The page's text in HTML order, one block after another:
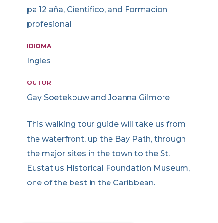
pa 12 aña, Cientifico, and Formacion
profesional
IDIOMA
Ingles
OUTOR
Gay Soetekouw and Joanna Gilmore
This walking tour guide will take us from
the waterfront, up the Bay Path, through
the major sites in the town to the St.
Eustatius Historical Foundation Museum,
one of the best in the Caribbean.